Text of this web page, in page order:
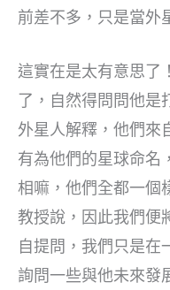
前差不多，只是當外
這實在是太有意思了
了，自然得問問他是
外星人解釋，他們來
有為他們的星球命名
相嘛，他們全都一個
教授說，因此我們便
自提問，我們只是在
詢問一些與他未來發